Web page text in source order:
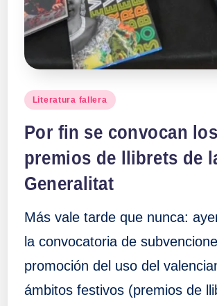
Publicado
Literatura fallera
Por fin se convocan los
premios de llibrets de
Generalitat
Más vale tarde que nunca:
la convocatoria de
promoción del uso del
ámbitos festivos (premios de